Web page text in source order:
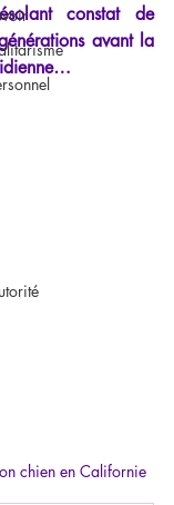
constat de
avant la
chien en Californie